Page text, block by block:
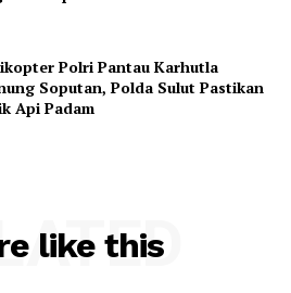
Polri Pantau Karhutla
Soputan, Polda Sulut Pastikan
Api Padam
like this